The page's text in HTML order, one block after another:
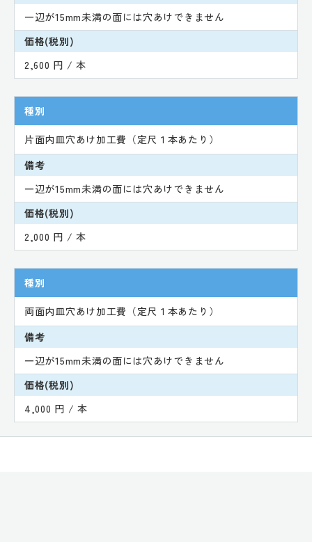
一辺が15mm未満の面には穴あけできません
価格(税別)
2,600 円 / 本
種別
片面内皿穴あけ加工費（定尺１本あたり）
備考
一辺が15mm未満の面には穴あけできません
価格(税別)
2,000 円 / 本
種別
両面内皿穴あけ加工費（定尺１本あたり）
備考
一辺が15mm未満の面には穴あけできません
価格(税別)
4,000 円 / 本